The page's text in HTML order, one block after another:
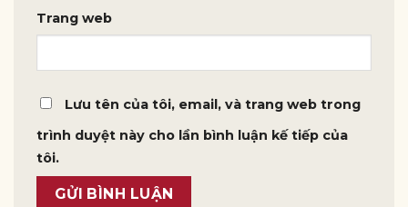
Trang web
Lưu tên của tôi, email, và trang web trong
trình duyệt này cho lần bình luận kế tiếp của
tôi.